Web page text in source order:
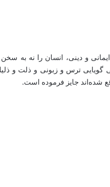
و دینی، انسان را نە بە
گویایی ترس و زبونی و ذلت و
شدە‌اند جایز فرمودە است.